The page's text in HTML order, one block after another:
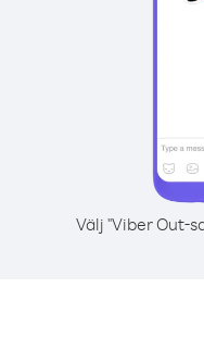
Välj "Viber Out-